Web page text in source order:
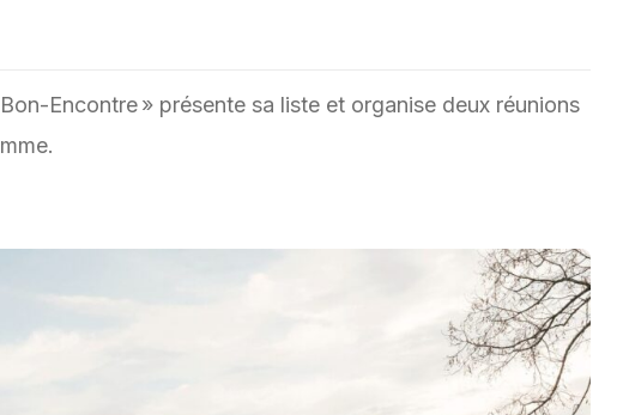
Encontre » présente sa liste et organise deux réunions